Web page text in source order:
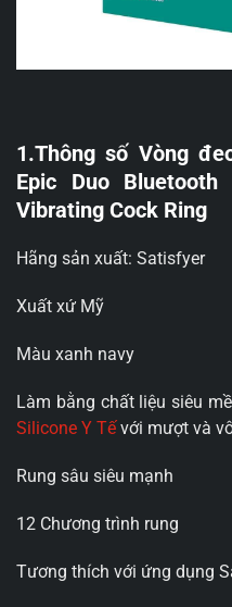
1.Thông số Vòng
Epic Duo Bluetooth
Vibrating Cock Ring
Hãng sản xuất: Satisfyer
Xuất xứ Mỹ
Màu xanh navy
Làm bằng chất liệu siêu
Silicone Y Tếvới mượt và
Rung sâu siêu mạnh
12 Chương trình rung
Tương thích với ứng dụng